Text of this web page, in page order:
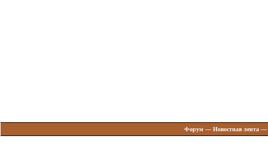
Форум— Новостная лента—